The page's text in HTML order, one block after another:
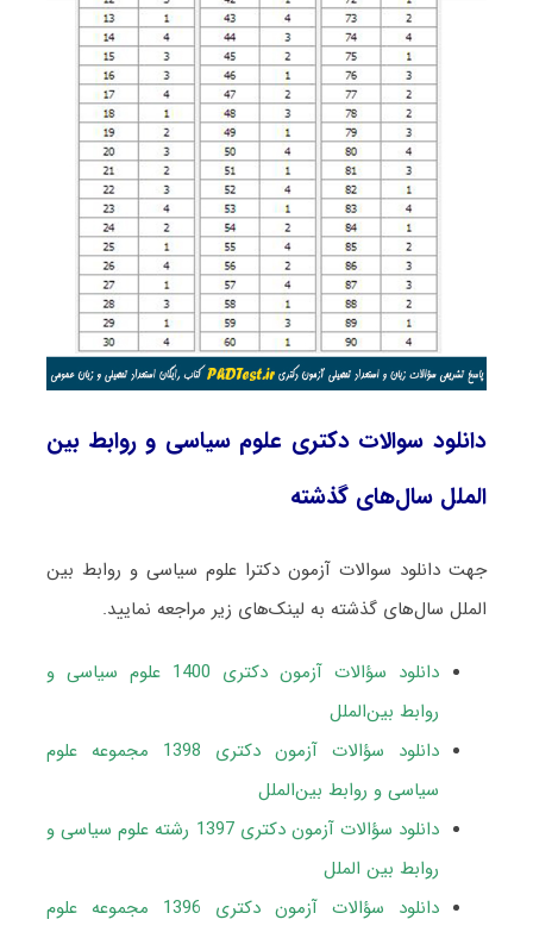
دانلود سوالات دکتری علوم سیاسی و روابط بین
‌الملل سال‌های گذشته
جهت دانلود سوالات آزمون دکترا علوم سیاسی و روابط بین
‌الملل سال‌های گذشته به لینک‌های زیر مراجعه نمایید.
دانلود سؤالات آزمون دکتری 1400 علوم سیاسی و
روابط بین‌الملل
دانلود سؤالات آزمون دکتری 1398 مجموعه علوم
سیاسی و روابط بین‌الملل
دانلود سؤالات آزمون دکتری 1397 رشته علوم سیاسی و
روابط بین الملل
دانلود سؤالات آزمون دکتری 1396 مجموعه علوم